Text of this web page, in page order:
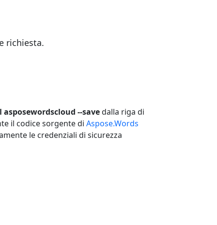
richiesta.
--savedalla riga di
il codice sorgente di Aspose.Words
le credenziali di sicurezza